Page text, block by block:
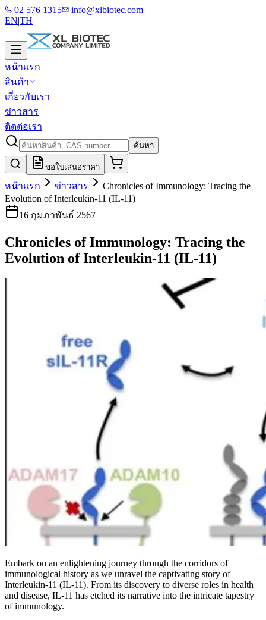
02 576 1315
info@xlbiotec.com
EN|TH
หน้าแรก
สินค้า
เกี่ยวกับเรา
ข่าวสาร
ติดต่อเรา
ค้นหา
ขอใบเสนอราคา
หน้าแรก ข่าวสาร
Chronicles of Immunology: Tracing the
Evolution of Interleukin-11 (IL-11)
16 กุมภาพันธ์ 2567
Chronicles of Immunology: Tracing the
Evolution of Interleukin-11 (IL-11)
Embark on an enlightening journey through the corridors of
immunological history as we unravel the captivating story of
Interleukin-11 (IL-11). From its discovery to diverse roles in health
and disease, IL-11 has etched its narrative into the intricate tapestry
of immunology.